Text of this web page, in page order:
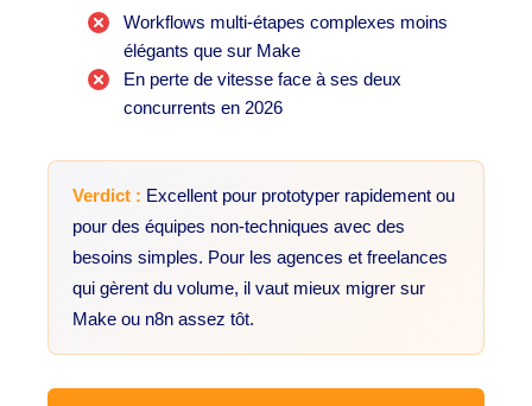
Workflows multi-étapes complexes moins
élégants que sur Make
En perte de vitesse face à ses deux
concurrents en 2026
Verdict : Excellent pour prototyper rapidement ou
pour des équipes non-techniques avec des
besoins simples. Pour les agences et freelances
qui gèrent du volume, il vaut mieux migrer sur
Make ou n8n assez tôt.